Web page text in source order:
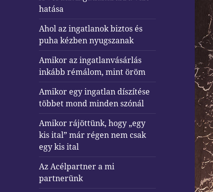
hatása
Ahol az ingatlanok biztos és
puha kézben nyugszanak
Amikor az ingatlanvásárlás
inkább rémálom, mint öröm
Amikor egy ingatlan díszítése
többet mond minden szónál
Amikor rájöttünk, hogy „egy
kis ital” már régen nem csak
egy kis ital
Az Acélpartner a mi
partnerünk